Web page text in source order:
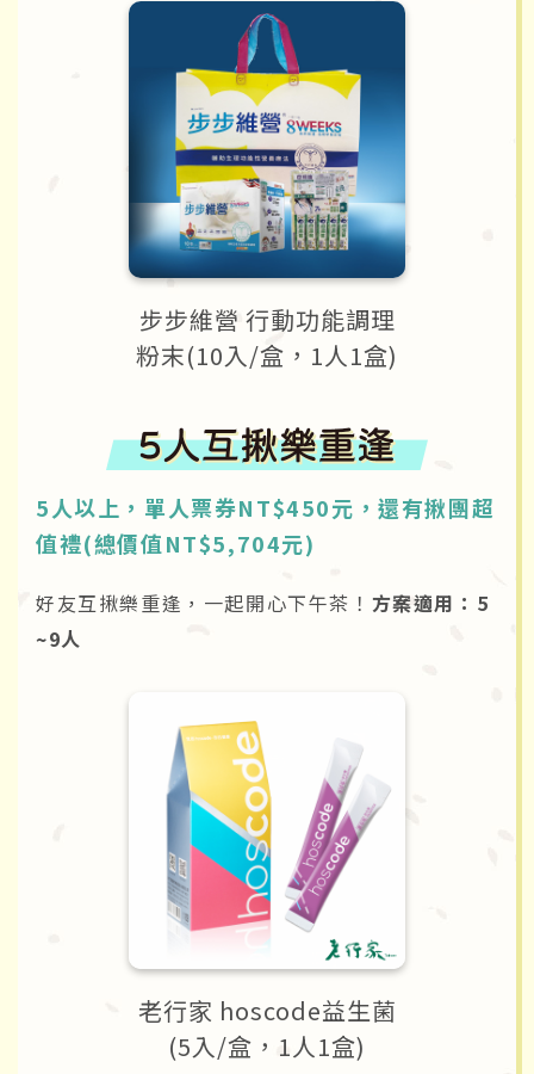
步步維營 行動功能調理
粉末(10入/盒，1人1盒)
5人以上，單人票券NT$450元，還有揪團超
值禮(總價值NT$5,704元)
好友互揪樂重逢，一起開心下午茶！ 方案適用：5
~9人
老行家 hoscode益生菌
(5入/盒，1人1盒)